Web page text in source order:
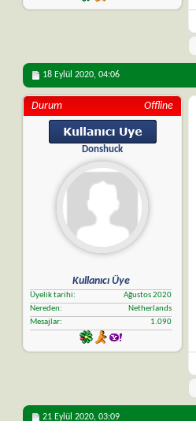
18 Eylül 2020, 04:06
Durum Offline
Donshuck
Kullanıcı Üye
Üyelik tarihi
Ağustos 2020
Nereden
Netherlands
Mesajlar
1.090
21 Eylül 2020, 03:09